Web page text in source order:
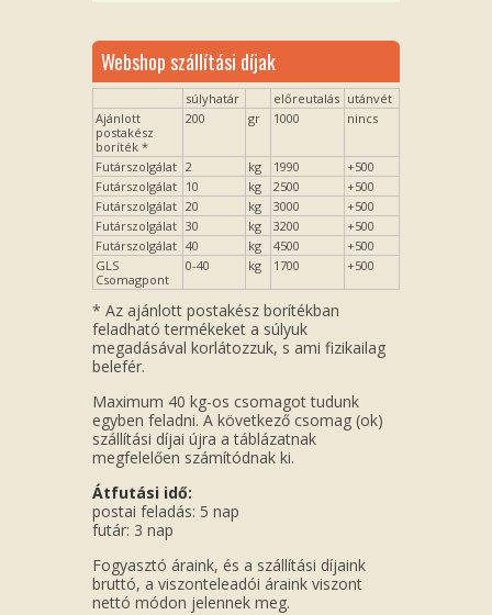
Webshop szállítási díjak
súlyhatár előreutalás utánvét
Ajánlott
postakész
boríték *
200 gr 1000 nincs
Futárszolgálat 2 kg 1990
+500
Futárszolgálat 10 kg 2500
+500
Futárszolgálat 20 kg 3000
+500
Futárszolgálat 30 kg 3200
+500
Futárszolgálat 40 kg 4500
+500
GLS
Csomagpont
0-40 kg 1700 +500
* Az ajánlott postakész borítékban
feladható termékeket a súlyuk
megadásával korlátozzuk, s ami fizikailag
belefér.
Maximum 40 kg-os csomagot tudunk
egyben feladni. A következő csomag (ok)
szállítási díjai újra a táblázatnak
megfelelően számítódnak ki.
Átfutási idő:
postai feladás: 5 nap
futár: 3 nap
Fogyasztó áraink, és a szállítási díjaink
bruttó, a viszonteleadói áraink viszont
nettó módon jelennek meg.